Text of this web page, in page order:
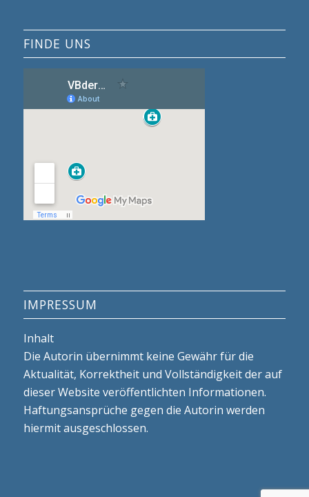
FINDE UNS
IMPRESSUM
Inhalt
Die Autorin übernimmt keine Gewähr für die
Aktualität, Korrektheit und Vollständigkeit der auf
dieser Website veröffentlichten Informationen.
Haftungsansprüche gegen die Autorin werden
hiermit ausgeschlossen.